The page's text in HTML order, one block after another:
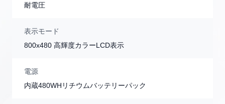
耐電圧
表示モード
800x480 高輝度カラーLCD表示
電源
内蔵480WHリチウムバッテリーパック